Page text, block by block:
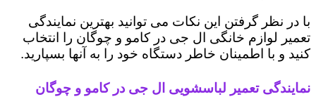
با در نظر گرفتن این نکات می توانید بهترین نمایندگی
تعمیر لوازم خانگی ال جی در کامو و چوگان را انتخاب
کنید و با اطمینان خاطر دستگاه خود را به آنها بسپارید.
نمایندگی تعمیر لباسشویی ال جی در کامو و چوگان